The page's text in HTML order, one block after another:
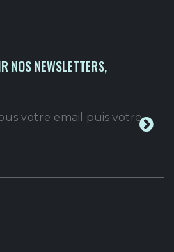
NOS NEWSLETTERS,
votre email puis votre